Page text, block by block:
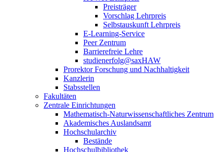
Preisträger
Vorschlag Lehrpreis
Selbstauskunft Lehrpreis
E-Learning-Service
Peer Zentrum
Barrierefreie Lehre
studienerfolg@saxHAW
Prorektor Forschung und Nachhaltigkeit
Kanzlerin
Stabsstellen
Fakultäten
Zentrale Einrichtungen
Mathematisch-Naturwissenschaftliches Zentrum
Akademisches Auslandsamt
Hochschularchiv
Bestände
Hochschulbibliothek